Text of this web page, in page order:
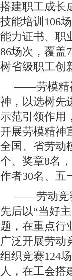
搭建职工成长
技能培训106
能力证书、职
86场次，覆盖
树省级职工创
——劳模精
神，以选树先
示范引领作用
开展劳模精神
全国、省劳动
个、奖章8名
作者30名、五
——劳动竞
先后以“当好
题，在重点行
广泛开展劳动
组织竞赛124
人，在工会搭